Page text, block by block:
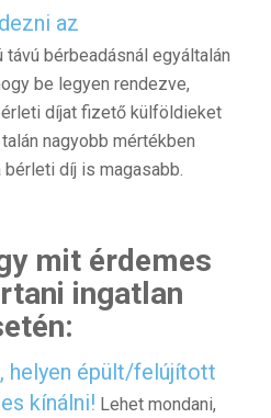
az
távú bérbeadásnál egyáltalán
be legyen rendezve,
díjat fizető külföldieket
nagyobb mértékben
díj is magasabb.
mit érdemes
ingatlan
helyen épült/felújított
kínálni! Lehet mondani,